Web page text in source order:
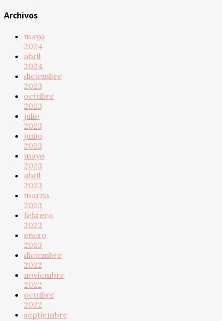
Archivos
mayo
2024
abril
2024
diciembre
2023
octubre
2023
julio
2023
junio
2023
mayo
2023
abril
2023
marzo
2023
febrero
2023
enero
2023
diciembre
2022
noviembre
2022
octubre
2022
septiembre